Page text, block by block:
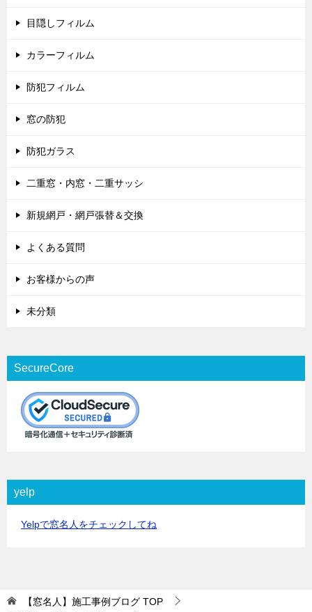
目隠しフィルム
カラーフィルム
防犯フィルム
窓の防犯
防犯ガラス
二重窓・内窓・二重サッシ
新規網戸・網戸張替＆交換
よくある質問
お客様からの声
未分類
SecureCore
yelp
Yelpで窓名人をチェックしてね
【窓名人】施工事例ブログ TOP